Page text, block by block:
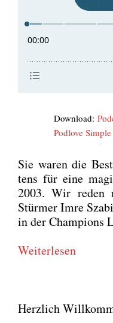
Down­load:
Pod­l­ove
Sie waren die
tens für eine
2003. Wir reden
Stür­mer Imre
in der Cham­pi­ons
Wei­ter­le­sen
Herzlich